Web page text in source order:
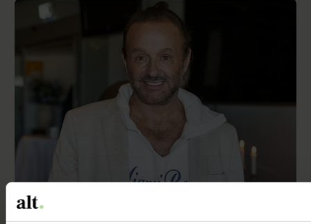
Dennis Knudsen har solgt huset i Thailand